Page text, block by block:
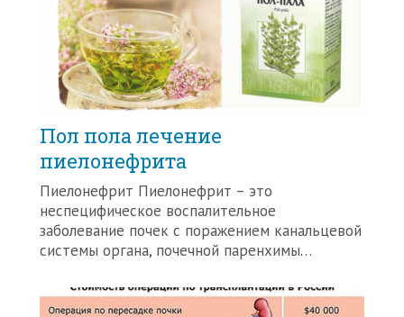
Пол пола лечение
пиелонефрита
Пиелонефрит Пиелонефрит – это
неспецифическое воспалительное
заболевание почек с поражением канальцевой
системы органа, почечной паренхимы…